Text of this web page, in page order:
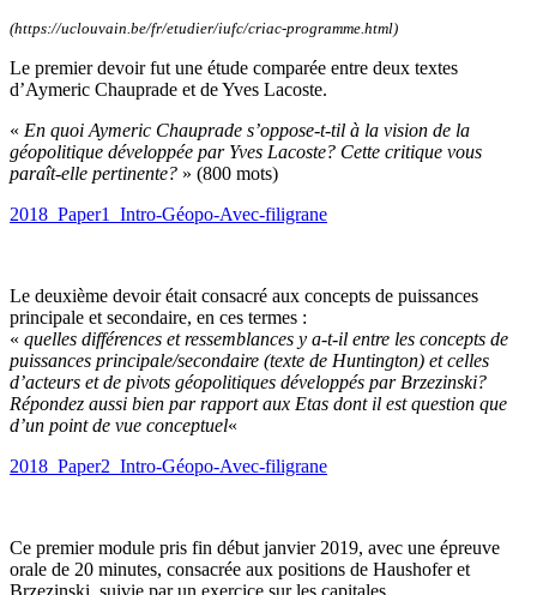
(https://uclouvain.be/fr/etudier/iufc/criac-programme.html)
Le premier devoir fut une étude comparée entre deux textes
d’Aymeric Chauprade et de Yves Lacoste.
« En quoi Aymeric Chauprade s’oppose-t-til à la vision de la
géopolitique développée par Yves Lacoste? Cette critique vous
paraît-elle pertinente? » (800 mots)
2018_Paper1_Intro-Géopo-Avec-filigrane
Le deuxième devoir était consacré aux concepts de puissances
principale et secondaire, en ces termes :
« quelles différences et ressemblances y a-t-il entre les concepts de
puissances principale/secondaire (texte de Huntington) et celles
d’acteurs et de pivots géopolitiques développés par Brzezinski?
Répondez aussi bien par rapport aux Etas dont il est question que
d’un point de vue conceptuel«
2018_Paper2_Intro-Géopo-Avec-filigrane
Ce premier module pris fin début janvier 2019, avec une épreuve
orale de 20 minutes, consacrée aux positions de Haushofer et
Brzezinski, suivie par un exercice sur les capitales.